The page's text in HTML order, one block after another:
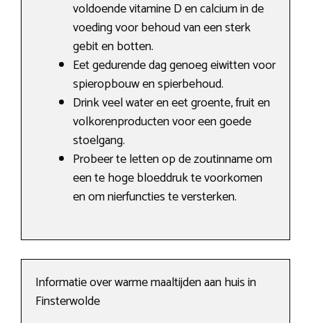
voldoende vitamine D en calcium in de
voeding voor behoud van een sterk
gebit en botten.
Eet gedurende dag genoeg eiwitten voor
spieropbouw en spierbehoud.
Drink veel water en eet groente, fruit en
volkorenproducten voor een goede
stoelgang.
Probeer te letten op de zoutinname om
een te hoge bloeddruk te voorkomen
en om nierfuncties te versterken.
Informatie over warme maaltijden aan huis in
Finsterwolde